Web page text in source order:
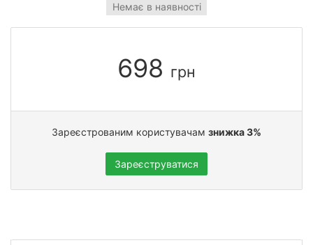
Немає в наявності
698 грн
Зареєстрованим користувачам знижка 3%
Зареєструватися